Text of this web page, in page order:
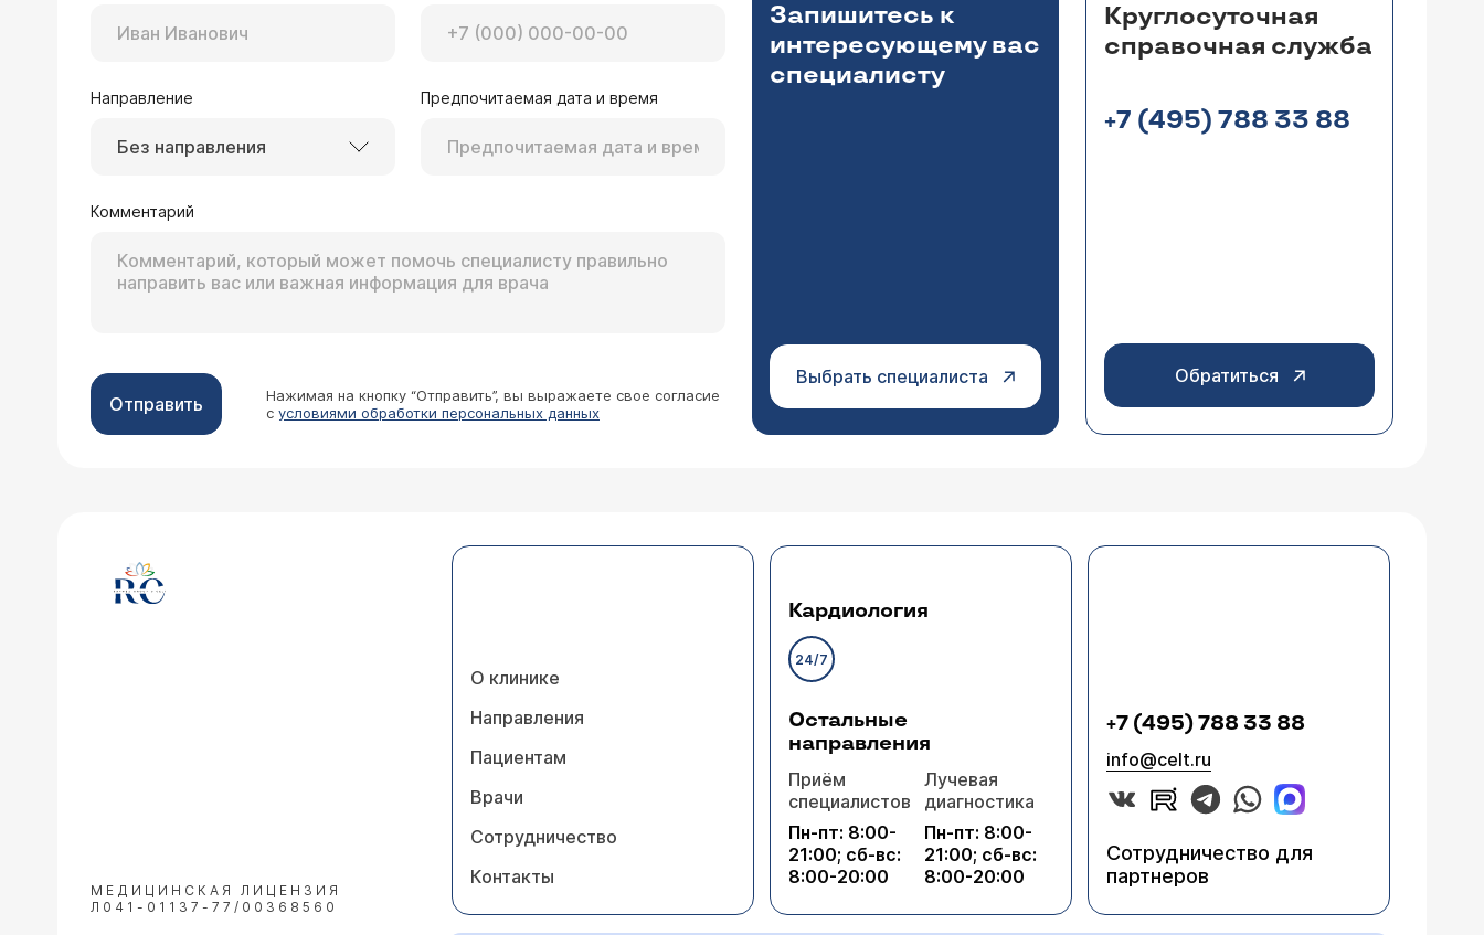
Направление
Без направления
Предпочитаемая дата и время
Комментарий
Отправить
Нажимая на кнопку “Отправить”, вы выражаете свое согласие
с условиями обработки персональных данных
Запишитесь к
интересующему вас
специалисту
Выбрать специалиста
Круглосуточная
справочная служба
+7 (495) 788 33 88
Обратиться
МЕДИЦИНСКАЯ ЛИЦЕНЗИЯ
Л041-01137-77/00368560
О клинике
Направления
Пациентам
Врачи
Сотрудничество
Контакты
Кардиология
24/7
Остальные
направления
Приём
специалистов
Пн-пт: 8:00-
21:00; сб-вс:
8:00-20:00
Лучевая
диагностика
Пн-пт: 8:00-
21:00; сб-вс:
8:00-20:00
+7 (495) 788 33 88
info@celt.ru
Сотрудничество для
партнеров